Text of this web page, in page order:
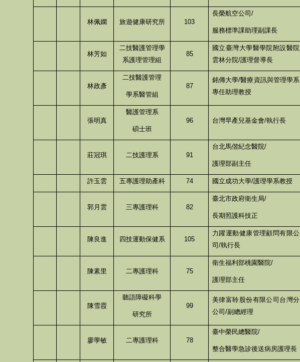
林佩嫻 旅遊健康研究所 103
長榮航空公司/
服務標準課助理副課長
林芳如
二技醫護管理學
系護理管理組
85
國立臺灣大學醫學院附設醫院
雲林分院/護理督導長
林政彥
二技醫護管理
學系醫管組
87
銘傳大學/醫療資訊與管理學系
專任助理教授
張明真
醫護管理系
碩士班
96 台灣早產兒基金會/執行長
莊冠琪 二技護理系 91
台北馬偕紀念醫院/
護理部副主任
許玉雲 五專護理助產科 74 國立成功大學/護理學系教授
郭月雲 三專護理科 82
臺北市政府衛生局/
長期照護科技正
陳良進 四技運動保健系 105
力躍運動健康管理顧問有限公
司/執行長
陳素里 二專護理科 75
衛生福利部桃園醫院/
護理部主任
陳雪霞
聽語障礙科學
研究所
99
美律富聆股份有限公司台灣分
公司/副總經理
廖學敏 二專護理科 78
臺中榮民總醫院/
整合醫學急診後送病房護理長